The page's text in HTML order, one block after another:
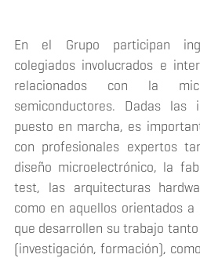
En el Grupo participan
colegiados involucrados e
relacionados con la
semiconductores. Dadas
puesto en marcha, es
con profesionales expertos
diseño microelectrónico, la
test, las arquitecturas
como en aquellos orientados
que desarrollen su trabajo
(investigación, formación),